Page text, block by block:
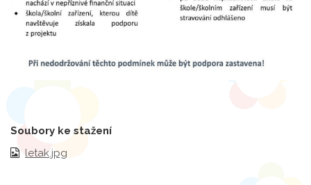
Soubory ke stažení
letak.jpg